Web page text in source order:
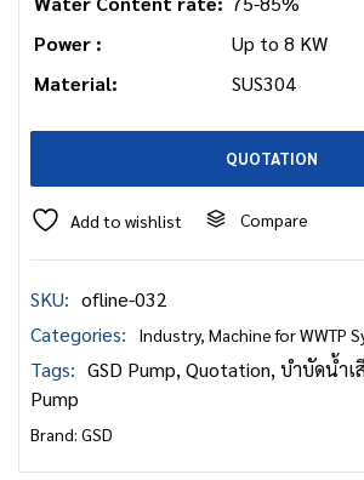
Power :
Up to 8 KW
Material:
SUS304
QUOTATION
Add to wishlist Compare
SKU: ofline-032
Categories:
Industry, Machine for WWTP
Tags: GSD Pump,Quotation,บำบัดน้ำเ
Pump
Brand: GSD